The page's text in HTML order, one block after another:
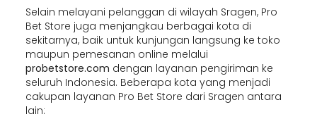
Selain melayani pelanggan di wilayah Sragen, Pro
Bet Store juga menjangkau berbagai kota di
sekitarnya, baik untuk kunjungan langsung ke toko
maupun pemesanan online melalui
probetstore.com dengan layanan pengiriman ke
seluruh Indonesia. Beberapa kota yang menjadi
cakupan layanan Pro Bet Store dari Sragen antara
lain: